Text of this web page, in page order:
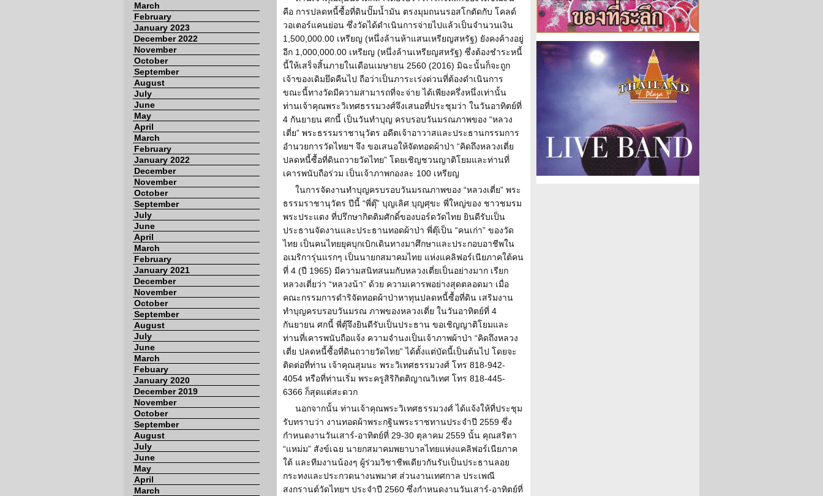
March
February
January 2023
December 2022
November
October
September
August
July
June
May
April
March
February
January 2022
December
November
October
September
July
June
April
March
February
January 2021
December
November
October
September
August
July
June
March
Febuary
January 2020
December 2019
November
October
September
August
July
June
May
April
March
คือ การปลดหนี้ซื้อที่ดินปั๊มน้ำมัน ตรงมุมถนนรอสโกตัดกับ โคลด์
วอเตอร์แคนย่อน ซึ่งวัดได้ดำเนินการจ่ายไปแล้วเป็นจำนวนเงิน
1,500,000.00 เหรียญ (หนึ่งล้านห้าแสนเหรียญสหรัฐ) ยังคงค้างอยู่
อีก 1,000,000.00 เหรียญ (หนึ่งล้านเหรียญสหรัฐ) ซึ่งต้องชำระหนี้
นี้ให้เสร็จสิ้นภายในเดือนเมษายน 2560 (2016) มิฉะนั้นก็จะถูก
เจ้าของเดิมยึดคืนไป ถือว่าเป็นภาระเร่งด่วนที่ต้องดำเนินการ
ขณะนี้ทางวัดมีความสามารถที่จะจ่าย ได้เพียงครึ่งหนึ่งเท่านั้น
ท่านเจ้าคุณพระวิเทศธรรมวงศ์จึงเสนอที่ประชุมว่า ในวันอาทิตย์ที่
4 กันยายน ศกนี้ เป็นวันทำบุญ ครบรอบวันมรณภาพของ “หลวง
เตี่ย” พระธรรมราชานุวัตร อดีตเจ้าอาวาสและประธานกรรมการ
อำนวยการวัดไทยฯ จึง ขอเสนอให้จัดทอดผ้าป่า “คิดถึงหลวงเตี่ย
ปลดหนี้ซื้อที่ดินถวายวัดไทย” โดยเชิญชวนญาติโยมและท่านที่
เคารพนับถือร่วม เป็นเจ้าภาพกองละ 100 เหรียญ
ในการจัดงานทำบุญครบรอบวันมรณภาพของ “หลวงเตี่ย” พระ
ธรรมราชานุวัตร ปีนี้ “พี่ตุ๊” บุญเลิศ บุญศุขะ พี่ใหญ่ของ ชาวชมรม
พระประแดง ที่ปรึกษากิตติมศักดิ์ของบอร์ดวัดไทย ยินดีรับเป็น
ประธานจัดงานและประธานทอดผ้าป่า พี่ตุ๊เป็น “คนเก่า” ของวัด
ไทย เป็นคนไทยยุคบุกเบิกเดินทางมาศึกษาและประกอบอาชีพใน
อเมริการุ่นแรกๆ เป็นนายกสมาคมไทย แห่งแคลิฟอร์เนียภาคใต้คน
ที่ 4 (ปี 1965) มีความสนิทสนมกับหลวงเตี่ยเป็นอย่างมาก เรียก
หลวงเตี่ยว่า “หลวงน้า” ด้วย ความเคารพอย่างสุดตลอดมา เมื่อ
คณะกรรมการดำริจัดทอดผ้าป่าหาทุนปลดหนี้ซื้อที่ดิน เสริมงาน
ทำบุญครบรอบวันมรณ ภาพของหลวงเตี่ย ในวันอาทิตย์ที่ 4
กันยายน ศกนี้ พี่ตุ๊จึงยินดีรับเป็นประธาน ขอเชิญญาติโยมและ
ท่านที่เคารพนับถือแจ้ง ความจำนงเป็นเจ้าภาพผ้าป่า “คิดถึงหลวง
เตี่ย ปลดหนี้ซื้อที่ดินถวายวัดไทย” ได้ตั้งแต่บัดนี้เป็นต้นไป โดยจะ
ติดต่อที่ท่าน เจ้าคุณสุมนะ พระวิเทศธรรมวงศ์ โทร 818-942-
4054 หรือที่ท่านเริ่ม พระครูสิริกิตติญาณวิเทศ โทร 818-445-
6366 ก็สุดแต่สะดวก
นอกจากนั้น ท่านเจ้าคุณพระวิเทศธรรมวงศ์ ได้แจ้งให้ที่ประชุม
รับทราบว่า งานทอดผ้าพระกฐินพระราชทานประจำปี 2559 ซึ่ง
กำหนดงานวันเสาร์-อาทิตย์ที่ 29-30 ตุลาคม 2559 นั้น คุณสริตา
“แหม่ม” สังข์เฉย นายกสมาคมพยาบาลไทยแห่งแคลิฟอร์เนียภาค
ใต้ และทีมงานน้องๆ ผู้ร่วมวิชาชีพเดียวกันรับเป็นประธานลอย
กระทงและประกวดนางนพมาศ ส่วนงานเทศกาล ประเพณี
สงกรานต์วัดไทยฯ ประจำปี 2560 ซึ่งกำหนดงานวันเสาร์-อาทิตย์ที่